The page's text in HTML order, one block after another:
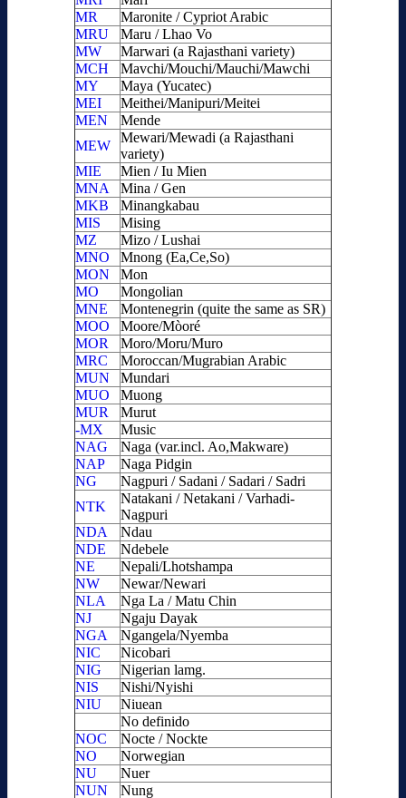
MR
Maronite / Cypriot Arabic
MRU
Maru / Lhao Vo
MW
Marwari (a Rajasthani variety)
MCH
Mavchi/Mouchi/Mauchi/Mawchi
MY
Maya (Yucatec)
MEI
Meithei/Manipuri/Meitei
MEN
Mende
MEW
Mewari/Mewadi (a Rajasthani
variety)
MIE
Mien / Iu Mien
MNA
Mina / Gen
MKB
Minangkabau
MIS
Mising
MZ
Mizo / Lushai
MNO
Mnong (Ea,Ce,So)
MON
Mon
MO
Mongolian
MNE
Montenegrin (quite the same as SR)
MOO
Moore/Mòoré
MOR
Moro/Moru/Muro
MRC
Moroccan/Mugrabian Arabic
MUN
Mundari
MUO
Muong
MUR
Murut
-MX
Music
NAG
Naga (var.incl. Ao,Makware)
NAP
Naga Pidgin
NG
Nagpuri / Sadani / Sadari / Sadri
NTK
Natakani / Netakani / Varhadi-
Nagpuri
NDA
Ndau
NDE
Ndebele
NE
Nepali/Lhotshampa
NW
Newar/Newari
NLA
Nga La / Matu Chin
NJ
Ngaju Dayak
NGA
Ngangela/Nyemba
NIC
Nicobari
NIG
Nigerian lamg.
NIS
Nishi/Nyishi
NIU
Niuean
No definido
NOC
Nocte / Nockte
NO
Norwegian
NU
Nuer
NUN
Nung